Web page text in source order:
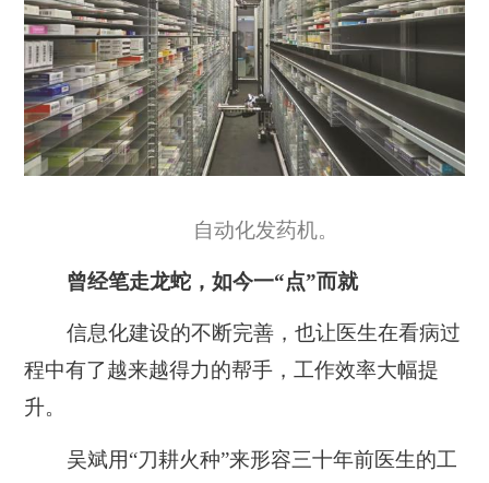
自动化发药机。
曾经笔走龙蛇，如今一“点”而就
信息化建设的不断完善，也让医生在看病过
程中有了越来越得力的帮手，工作效率大幅提
升。
吴斌用“刀耕火种”来形容三十年前医生的工